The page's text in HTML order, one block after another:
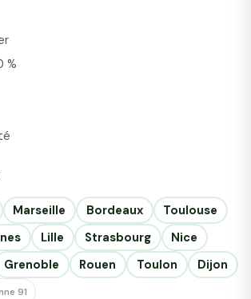
%
Marseille Bordeaux
Toulouse
Lille Strasbourg
Nice
Grenoble Rouen Toulon
Dijon
91